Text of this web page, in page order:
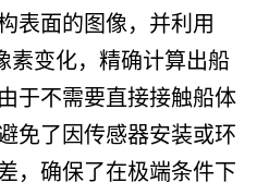
表面的图像，并利用
素变化，精确计算出船
于不需要直接接触船体
免了因传感器安装或环
，确保了在极端条件下